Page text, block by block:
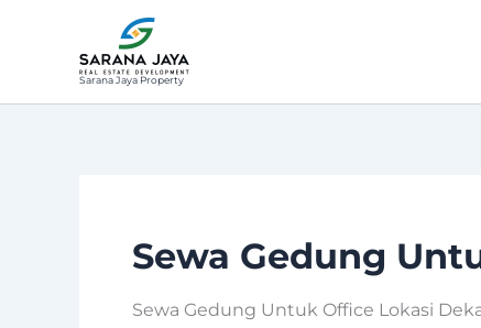
Sarana Jaya Property
Sewa Gedung
Sewa Gedung Untuk Office Lokasi